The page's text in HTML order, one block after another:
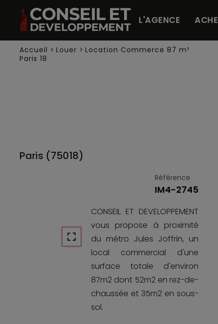
L'AGENCE
Accueil > Louer > Location Commerce 87 m²
Paris 18
Paris (75018)
Référence
IM4-2745
CONSEIL ET DEVELOPPEMENT
vous propose à proximité
du métro Jules Joffrin, un
local commercial d'une
surface totale d'environ
87m2 dont 52m2 en rez-de-
chaussée et 35m2 en sous-
sol.